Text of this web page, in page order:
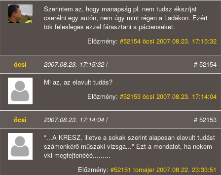
Szerintem az, hogy manapság pl. nem tudsz ékszíjat
cserélni egy autón, nem úgy mint régen a Ladákon. Ezért
tök felesleges ezzel fárasztani a pácienseket.
Előzmény: #52154 öcsi 2007.08.23. 17:15:32
öcsi 2007.08.23. 17:15:32/
# 52154
Mi az, az elavult tudás?
Előzmény: #52153 öcsi 2007.08.23. 17:14:04
öcsi 2007.08.23. 17:14:04 /
# 52153
"...A KRESZ, illetve a sokak szerint alaposan elavult tudást
számonkérő műszaki vizsga..." Ezt a mondatot, ha nekem
vki megfejtenééé.........
Előzmény: #52151 tomajer 2007.08.22. 23:33:51